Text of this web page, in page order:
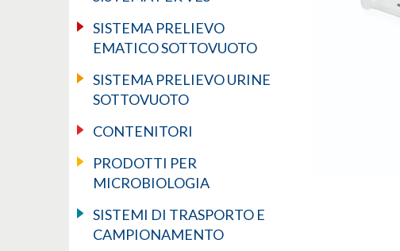
SISTEMA PRELIEVO
EMATICO SOTTOVUOTO
SISTEMA PRELIEVO URINE
SOTTOVUOTO
CONTENITORI
PRODOTTI PER
MICROBIOLOGIA
SISTEMI DI TRASPORTO E
CAMPIONAMENTO